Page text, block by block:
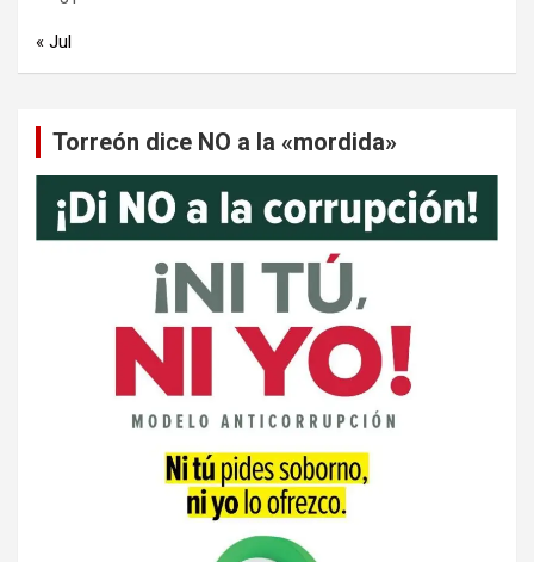
« Jul
Torreón dice NO a la «mordida»